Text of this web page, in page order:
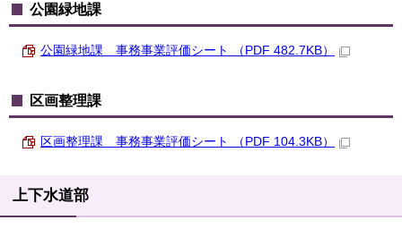
公園緑地課
公園緑地課 事務事業評価シート （PDF 482.7KB）
区画整理課
区画整理課 事務事業評価シート （PDF 104.3KB）
上下水道部